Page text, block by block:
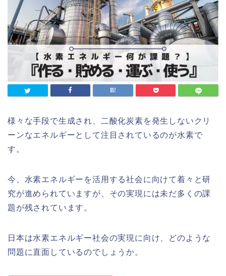
様々な手段で生成され、二酸化炭素を発生しないクリ
ーンなエネルギーとして注目されているのが水素で
す。
今、水素エネルギーを活用する社会に向けて着々と研
究が進められていますが、その実現には未だ多くの課
題が残されています。
日本は水素エネルギー社会の実現に向け、どのような
問題に直面しているのでしょうか。